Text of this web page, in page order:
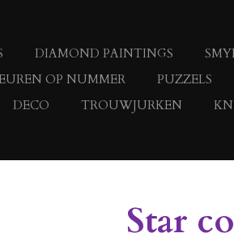
DIAMOND PAINTINGS
OP NUMMER PUZZELS
DECO TROUWJURKEN
Star